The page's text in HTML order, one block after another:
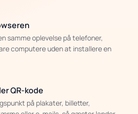
samme oplevelse på telefoner,
computere uden at installere en
QR-kode
på plakater, billetter,